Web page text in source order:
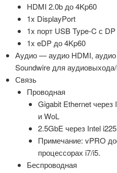
HDMI 2.0b до 4Kp60
1x DisplayPort
1x порт USB Type-C с
1x eDP до 4Kp60
Аудио — аудио HDMI, аудио
Soundwire для
Связь
Проводная
Gigabit Ethernet
и ​​WoL
2.5GbE через Intel i225
Примечание: vPRO
процессорах i7/i5.
Беспроводная